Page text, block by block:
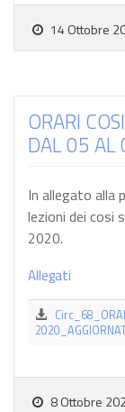
14 Ottobre
ORARI
DAL 05 AL
In allegato alla
lezioni dei cosi
2020.
Allegati
8 Ottobre